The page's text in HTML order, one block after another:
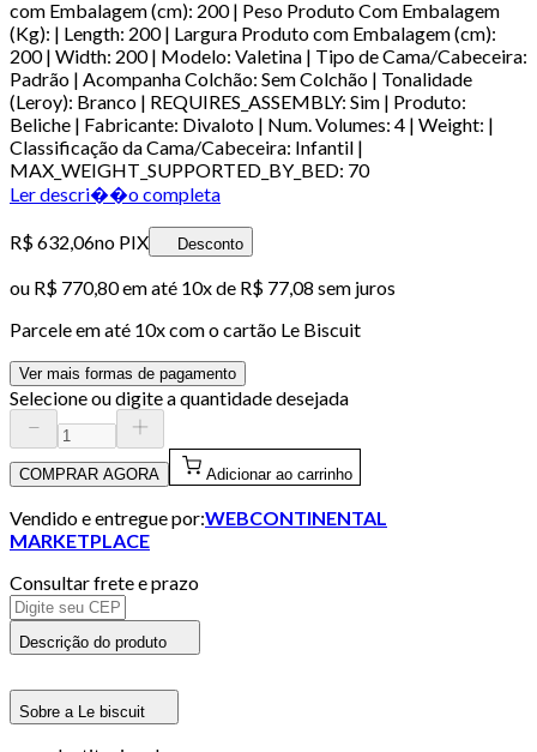
com Embalagem (cm): 200 | Peso Produto Com Embalagem
(Kg): | Length: 200 | Largura Produto com Embalagem (cm):
200 | Width: 200 | Modelo: Valetina | Tipo de Cama/Cabeceira:
Padrão | Acompanha Colchão: Sem Colchão | Tonalidade
(Leroy): Branco | REQUIRES_ASSEMBLY: Sim | Produto:
Beliche | Fabricante: Divaloto | Num. Volumes: 4 | Weight: |
Classificação da Cama/Cabeceira: Infantil |
MAX_WEIGHT_SUPPORTED_BY_BED: 70
Ler descri��o completa
R$ 632,06no PIX Desconto
ou R$ 770,80em até 10x de R$ 77,08 sem juros
Parcele em até 10x com o cartão Le Biscuit
Ver mais formas de pagamento
Selecione ou digite a quantidade desejada
COMPRAR AGORA Adicionar ao carrinho
Vendido e entregue por:WEBCONTINENTAL
MARKETPLACE
Consultar frete e prazo
Descrição do produto
Sobre a Le biscuit